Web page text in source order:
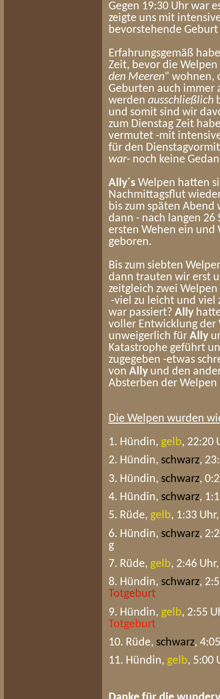
Gegen 19:30 Uhr war
zeigte uns mit
bevorstehende
Erfahrungsgemäß
Zeit, bevor die
den Meeren" wohnen,
Geburten auch immer
werden ausschließlich
und somit sind wir
zum Dienstag Zeit
vermutet -mit
für den
war- noch keine
Ally´s Welpen hatten
Nachmittagsflut
bis zum späten Abend
dann - nach langen
ersten Wehen ein und
geboren.
Bis zum siebten
dann trauten wir erst
zeitgleich zwei
-viel zu leicht und
war passiert? Ally
voller Entwicklung der
unweigerlich für Ally
Katastrophe geführt
zugegeben -etwas
von Ally und den
Absterben der Welpen
Die Welpen wurden
1. Hündin, gelb, 22:20
2. Hündin, schwarz,
3. Hündin, schwarz,
4. Hündin, schwarz,
5. Rüde, gelb, 1:33
6. Hündin, schwarz,
g
7. Rüde, gelb, 2:46
8. Hündin, schwarz,
Totgeburt
9. Hündin, gelb, 2:55
Totgeburt
10. Rüde, schwarz,
11. Hündin, gelb, 5:00